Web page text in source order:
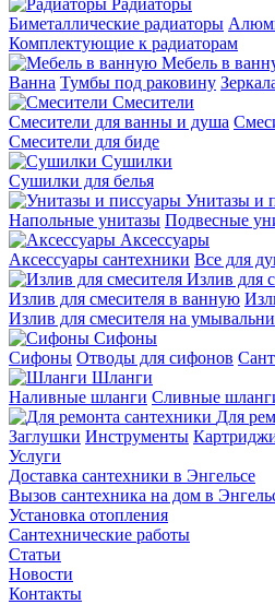
Радиаторы
Биметаллические радиаторы
Комплектующие к радиаторам
Мебель в
Ванна Тумбы под раковину
Смесители
Смесители для ванны и душа
Смесители для биде
Сушилки
Сушилки для белья
Унитазы и
Напольные унитазы Подвесные
Аксессуары
Аксессуары сантехники Все для
Излив для
Излив для смесителя в ванную
Излив для смесителя на
Сифоны
Сифоны Отводы для сифонов
Шланги
Наливные шланги Сливные
Для
Заглушки Инструменты
Услуги
Доставка сантехники в Энгельсе
Вызов сантехника на дом в
Установка отопления
Сантехнические работы
Статьи
Новости
Контакты